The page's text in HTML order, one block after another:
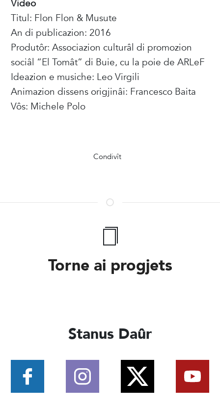
Video
Titul: Flon Flon & Musute
An di publicazion: 2016
Produtôr: Associazion culturâl di promozion
sociâl “El Tomât” di Buie, cu la poie de ARLeF
Ideazion e musiche: Leo Virgili
Animazion dissens origjinâi: Francesco Baita
Vôs: Michele Polo
Condivît
Torne ai progjets
Stanus Daûr